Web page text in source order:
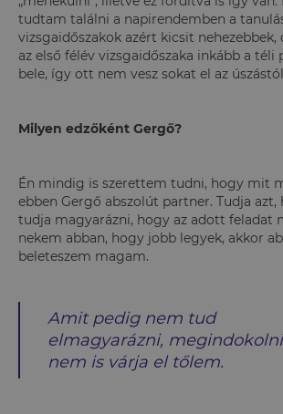
tudtam találni a napirendemben a
vizsgaidőszakok azért kicsit nehezebbek,
az első félév vizsgaidőszaka inkább a téli
bele, így ott nem vesz sokat el az
Milyen edzőként Gergő?
Én mindig is szerettem tudni, hogy mit
ebben Gergő abszolút partner. Tudja azt,
tudja magyarázni, hogy az adott feladat
nekem abban, hogy jobb legyek, akkor
beleteszem magam.
Amit pedig nem tud
elmagyarázni,
nem is várja el tőlem.